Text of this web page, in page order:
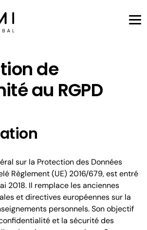
de
au RGPD
sur la Protection des Données
Règlement (UE) 2016/679, est entré
2018. Il remplace les anciennes
et directives européennes sur la
personnels. Son objectif
et la sécurité des